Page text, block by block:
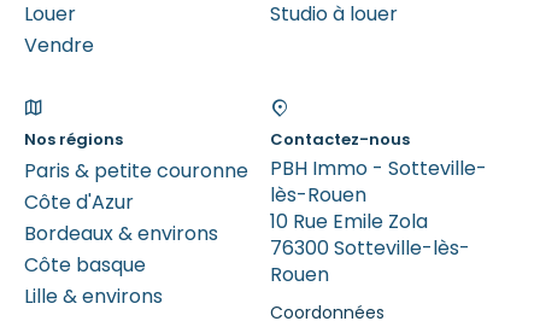
Louer
Vendre
Studio à louer
Nos régions
Paris & petite couronne
Côte d'Azur
Bordeaux & environs
Côte basque
Lille & environs
Contactez-nous
PBH Immo - Sotteville-
lès-Rouen
10 Rue Emile Zola
76300 Sotteville-lès-
Rouen
Coordonnées